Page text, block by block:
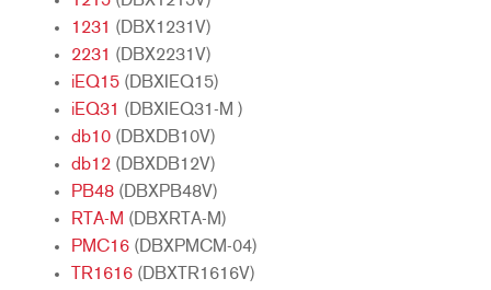
1231 (DBX1231V)
2231 (DBX2231V)
iEQ15 (DBXIEQ15)
iEQ31 (DBXIEQ31-M )
db10 (DBXDB10V)
db12 (DBXDB12V)
PB48 (DBXPB48V)
RTA-M (DBXRTA-M)
PMC16 (DBXPMCM-04)
TR1616 (DBXTR1616V)